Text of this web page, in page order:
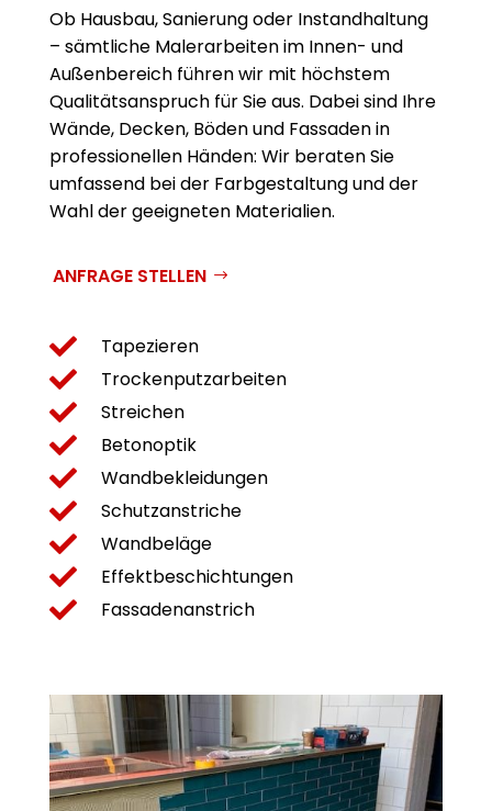
Ob Hausbau, Sanierung oder Instand­haltung
– sämtliche Malerarbeiten im Innen- und
Außen­bereich führen wir mit höchstem
Qualitätsanspruch für Sie aus. Dabei sind Ihre
Wände, Decken, Böden und Fassaden in
professionellen Händen: Wir beraten Sie
umfassend bei der Farb­gestaltung und der
Wahl der geeigneten Materialien.
ANFRAGE STELLEN
 Tapezieren
 Trockenputzarbeiten
 Streichen
 Betonoptik
 Wandbekleidungen
 Schutzanstriche
 Wandbeläge
 Effektbeschichtungen
 Fassadenanstrich